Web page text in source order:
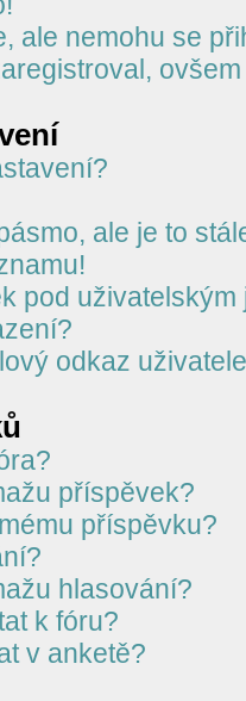
ale nemohu se
ale je to
pod uživatelským
odkaz
příspěvek?
příspěvku?
hlasování?
k fóru?
v anketě?